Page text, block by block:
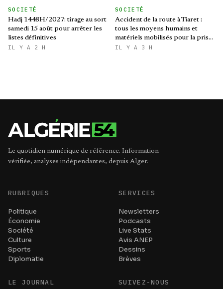
SOCIETÉ
Hadj 1448H/2027: tirage au sort
samedi 15 août pour arrêter les
listes définitives
IL Y A 2 H
SOCIETÉ
Accident de la route à Tiaret :
tous les moyens humains et
matériels mobilisés pour la prise
en charge des blessés
IL Y A 3 H
Le quotidien numérique de référence. Information
vérifiée, analyses indépendantes, depuis Alger.
RUBRIQUES
Politique
Économie
Société
Culture
Sports
Diplomatie
SERVICES
Newsletters
Podcasts
Live Stats
Avis ANEP
Dessins
Brèves
LE JOURNAL SUIVEZ-NOUS